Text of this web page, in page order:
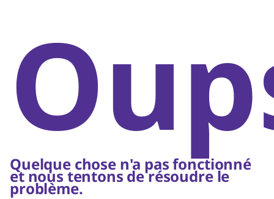
Quelque chose n'a pas fonctionné
et nous tentons de résoudre le
problème.